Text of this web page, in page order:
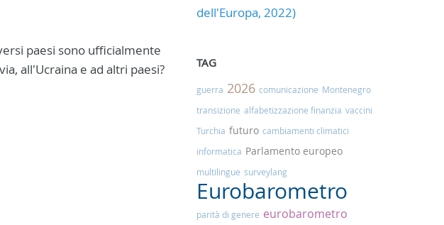
paesi sono ufficialmente
all'Ucraina e ad altri paesi?
dell'Europa, 2022)
TAG
guerra 2026 comunicazione Montenegro
transizione alfabetizzazione finanzia vaccini
Turchia futuro cambiamenti climatici
informatica Parlamento europeo
multilingue surveylang
Eurobarometro
parità di genere eurobarometro